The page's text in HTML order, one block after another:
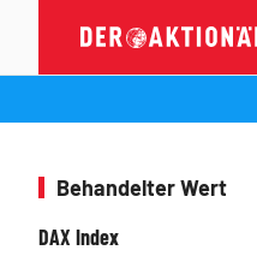
Behandelter Wert
DAX Index